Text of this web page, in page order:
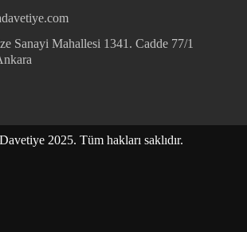
Sanayi Mahallesi 1341. Cadde 77/1
2025. Tüm hakları saklıdır.